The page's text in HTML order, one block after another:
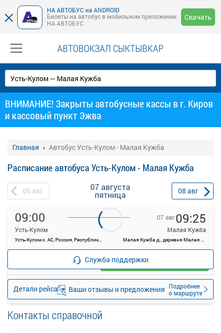
НА АВТОБУС на ANDROID
Билеты на автобус в мобильном приложении
НА АВТОБУС
Скачать
АВТОВОКЗАЛ СЫКТЫВКАР
ВНИМАНИЕ! Закрыты автобусные кассы в г. Киров
и кассовый пункт Эжва
Главная Автобус Усть-Кулом - Малая Кужба
Расписание автобуса Усть-Кулом - Малая Кужба
06 авг 07 августа
пятница 08 авг
09:00
Усть-Кулом
Усть-Кулом с. АС, Россия, Республика Коми, Усть-Куломский район, село Усть-Кулом, Советская ул, 33д
07 авг09:25
Малая Кужба
Малая Кужба д., деревня Малая Кужба, Россия
Детали рейса
Подробнее
о маршруте
—
Загрузить цену
Служба поддержки
Ваши отзывы и предложения
Контакты справочной